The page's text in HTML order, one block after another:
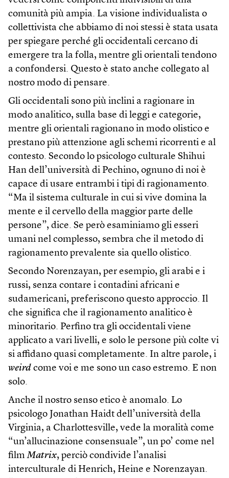
comunità più ampia. La visione individualista o
collettivista che abbiamo di noi stessi è stata usata
per spiegare perché gli occidentali cercano di
emergere tra la folla, mentre gli orientali tendono
a confondersi. Questo è stato anche collegato al
nostro modo di pensare.
Gli occidentali sono più inclini a ragionare in
modo analitico, sulla base di leggi e categorie,
mentre gli orientali ragionano in modo olistico e
prestano più attenzione agli schemi ricorrenti e al
contesto. Secondo lo psicologo culturale Shihui
Han dell’università di Pechino, ognuno di noi è
capace di usare entrambi i tipi di ragionamento.
“Ma il sistema culturale in cui si vive domina la
mente e il cervello della maggior parte delle
persone”, dice. Se però esaminiamo gli esseri
umani nel complesso, sembra che il metodo di
ragionamento prevalente sia quello olistico.
Secondo Norenzayan, per esempio, gli arabi e i
russi, senza contare i contadini africani e
sudamericani, preferiscono questo approccio. Il
che significa che il ragionamento analitico è
minoritario. Perfino tra gli occidentali viene
applicato a vari livelli, e solo le persone più colte vi
si affidano quasi completamente. In altre parole, i
weird come voi e me sono un caso estremo. E non
solo.
Anche il nostro senso etico è anomalo. Lo
psicologo Jonathan Haidt dell’università della
Virginia, a Charlottesville, vede la moralità come
“un’allucinazione consensuale”, un po’ come nel
filmMatrix, perciò condivide l’analisi
interculturale di Henrich, Heine e Norenzayan.